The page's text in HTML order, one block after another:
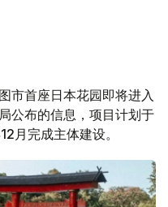
市首座日本花园即将进入
公布的信息，项目计划于
月完成主体建设。